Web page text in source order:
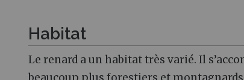
Habitat
Le renard a un habitat très varié. Il